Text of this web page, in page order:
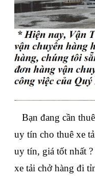
Bạn đang cần
uy tín cho thuê xe
uy tín, giá tốt nhất
xe tải chở hàng đi